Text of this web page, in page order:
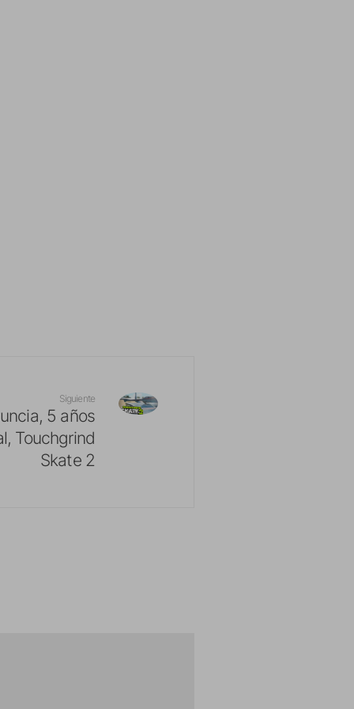
Siguiente
5 años
Touchgrind
Skate 2